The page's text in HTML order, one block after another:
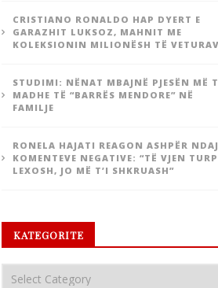
CRISTIANO RONALDO HAP DYERT E
GARAZHIT LUKSOZ, MAHNIT ME
KOLEKSIONIN MILIONËSH TË
STUDIMI: NËNAT MBAJNË PJESËN MË
MADHE TË “BARRËS MENDORE” NË
FAMILJE
RONELA HAJATI REAGON ASHPËR NDAJ
KOMENTEVE NEGATIVE: “TË VJEN
LEXOSH, JO MË T’I SHKRUASH”
KATEGORITE